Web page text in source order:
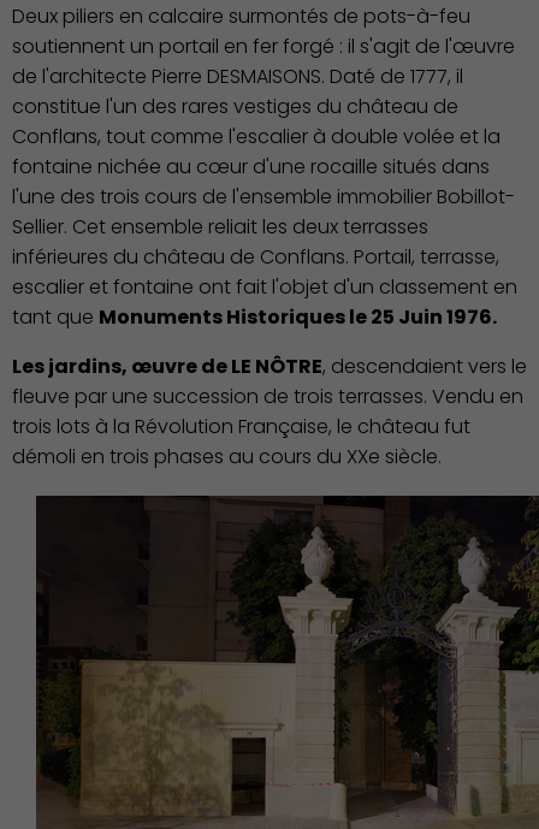
Deux piliers en calcaire surmontés de pots-à-feu
soutiennent un portail en fer forgé : il s'agit de l'œuvre
de l'architecte Pierre DESMAISONS. Daté de 1777, il
constitue l'un des rares vestiges du château de
Conflans, tout comme l'escalier à double volée et la
fontaine nichée au cœur d'une rocaille situés dans
l'une des trois cours de l'ensemble immobilier Bobillot-
Sellier. Cet ensemble reliait les deux terrasses
inférieures du château de Conflans. Portail, terrasse,
escalier et fontaine ont fait l'objet d'un classement en
tant que Monuments Historiques le 25 Juin 1976.
Les jardins, œuvre de LE NÔTRE, descendaient vers le
fleuve par une succession de trois terrasses. Vendu en
trois lots à la Révolution Française, le château fut
démoli en trois phases au cours du XXe siècle.